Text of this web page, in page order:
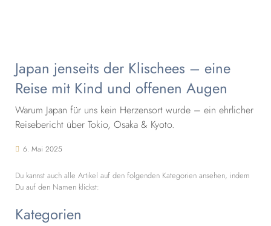
Japan jenseits der Klischees – eine
Reise mit Kind und offenen Augen
Warum Japan für uns kein Herzensort wurde – ein ehrlicher
Reisebericht über Tokio, Osaka & Kyoto.
6. Mai 2025
Du kannst auch alle Artikel auf den folgenden Kategorien ansehen, indem
Du auf den Namen klickst:
Kategorien